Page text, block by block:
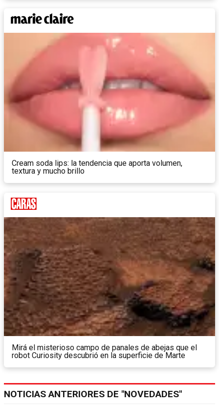
Cream soda lips: la tendencia que aporta volumen,
textura y mucho brillo
Mirá el misterioso campo de panales de abejas que el
robot Curiosity descubrió en la superficie de Marte
NOTICIAS ANTERIORES DE "NOVEDADES"